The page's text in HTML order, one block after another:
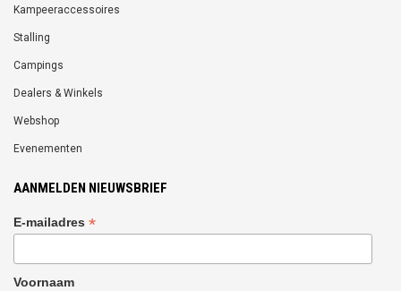
Kampeeraccessoires
Stalling
Campings
Dealers & Winkels
Webshop
Evenementen
AANMELDEN NIEUWSBRIEF
E-mailadres *
Voornaam